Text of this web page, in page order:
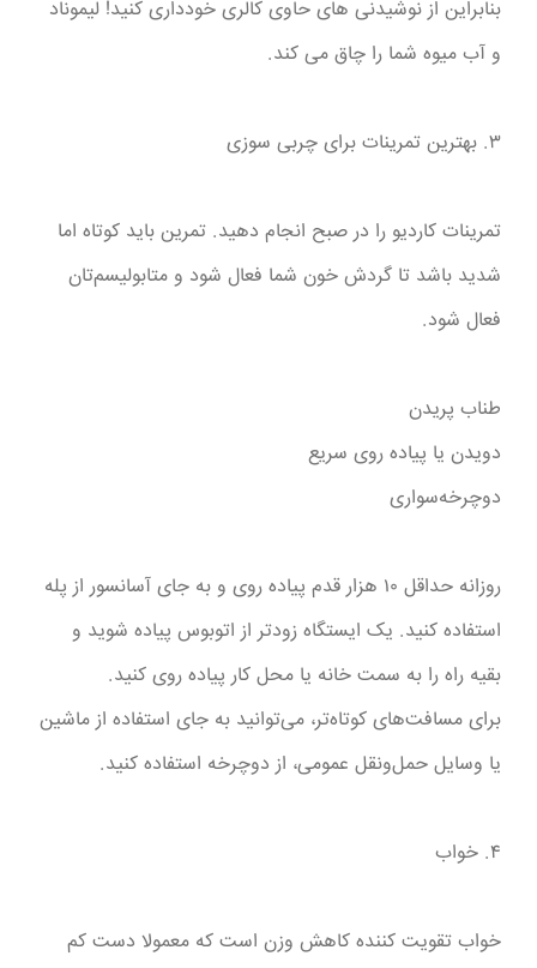
بنابراین از نوشیدنی های حاوی کالری خودداری کنید! لیموناد
و آب میوه شما را چاق می کند.
۳. بهترین تمرینات برای چربی سوزی
تمرینات کاردیو را در صبح انجام دهید. تمرین باید کوتاه اما
شدید باشد تا گردش خون شما فعال شود و متابولیسم‌تان
فعال شود.
طناب پریدن
دویدن یا پیاده روی سریع
دوچرخه‌سواری
روزانه حداقل ۱۰ هزار قدم پیاده روی و به جای آسانسور از پله
استفاده کنید. یک ایستگاه زودتر از اتوبوس پیاده شوید و
بقیه راه را به سمت خانه یا محل کار پیاده روی کنید.
برای مسافت‌های کوتاه‌تر، می‌توانید به جای استفاده از ماشین
یا وسایل حمل‌ونقل عمومی، از دوچرخه استفاده کنید.
۴. خواب
خواب تقویت کننده کاهش وزن است که معمولا دست کم